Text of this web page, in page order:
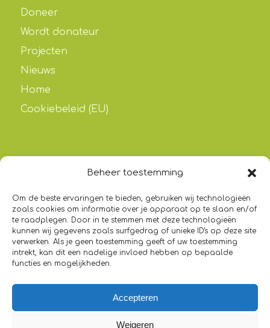
Beheer toestemming
Om de beste ervaringen te bieden, gebruiken wij technologieën
zoals cookies om informatie over je apparaat op te slaan en/of
te raadplegen. Door in te stemmen met deze technologieën
kunnen wij gegevens zoals surfgedrag of unieke ID's op deze site
verwerken. Als je geen toestemming geeft of uw toestemming
intrekt, kan dit een nadelige invloed hebben op bepaalde
functies en mogelijkheden.
Accepteren
Weigeren
Doneer
Wordt donateur
Projecten
Nieuws
Home
Cookiebeleid (EU)
“Wie het gemakkelijk maakt voor iemand (met
schulden) in moeilijkheden, Allah zal het
gemakkelijk voor hem maken in deze wereld
en in het Hiernamaals.”